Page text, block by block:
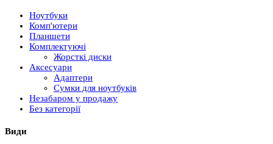
Ноутбуки
Комп'ютери
Планшети
Комплектуючі
Жорсткі диски
Аксесуари
Адаптери
Сумки для ноутбуків
Незабаром у продажу
Без категорії
Види